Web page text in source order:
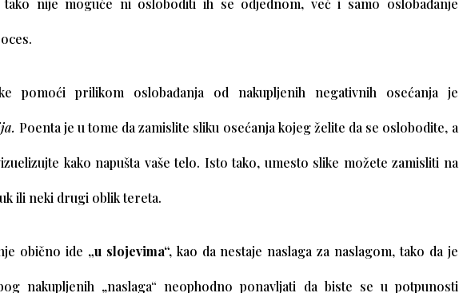
tako nije moguće ni osloboditi ih se odjednom, već i samo oslobađanje
pomoći prilikom oslobađanja od nakupljenih negativnih osećanja je
Poenta je u tome da zamislite sliku osećanja kojeg želite da se oslobodite, a
kako napušta vaše telo. Isto tako, umesto slike možete zamisliti na
ili neki drugi oblik tereta.
obično ide „u slojevima“,kao da nestaje naslaga za naslagom, tako da je
nakupljenih „naslaga“ neophodno ponavljati da biste se u potpunosti